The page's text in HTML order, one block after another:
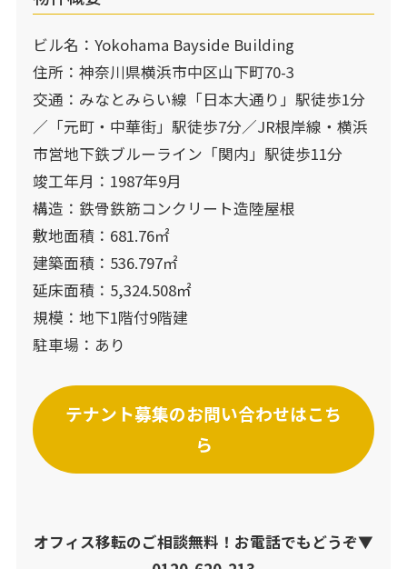
ビル名：Yokohama Bayside Building
住所：神奈川県横浜市中区山下町70-3
交通：みなとみらい線「日本大通り」駅徒歩1分
／「元町・中華街」駅徒歩7分／JR根岸線・横浜
市営地下鉄ブルーライン「関内」駅徒歩11分
竣工年月：1987年9月
構造：鉄骨鉄筋コンクリート造陸屋根
敷地面積：681.76㎡
建築面積：536.797㎡
延床面積：5,324.508㎡
規模：地下1階付9階建
駐車場：あり
テナント募集のお問い合わせはこち
ら
オフィス移転のご相談無料！お電話でもどうぞ▼